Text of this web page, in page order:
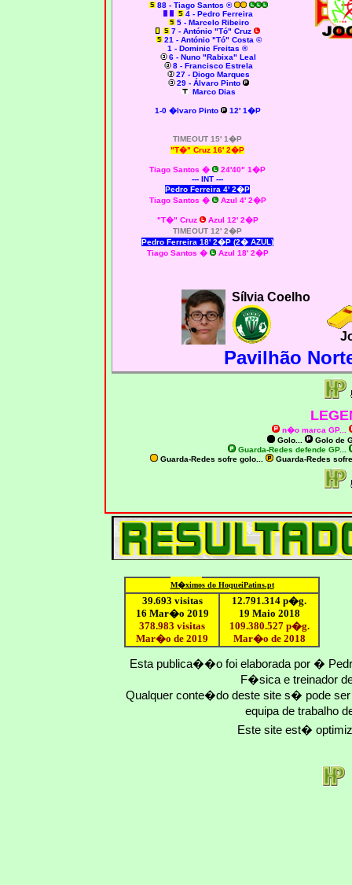
88 - Tiago Santos ®
4 - Pedro Ferreira
5 - Marcelo Ribeiro
7 - António "Tó" Cruz
21 - António "Tó" Costa ©
1 - Dominic Freitas ®
6 - Nuno "Rabixa" Leal
8 - Francisco Estrela
27 - Diogo Marques
29 - Álvaro Pinto
Marco Dias
1-0 �lvaro Pinto 12' 1�P
TIMEOUT 15' 1�P
"T�" Cruz 16' 2�P
Tiago Santos �
24'40" 1�P
--- INT ---
Pedro Ferreira 4' 2�P
Tiago Santos � Azul 4' 2�P
"T�" Cruz
Azul 12' 2�P
TIMEOUT 12' 2�P
Pedro Ferreira 18' 2�P (2� AZUL)
Tiago Santos � Azul 18' 2�P
Sílvia Coelho
Pavilhão
n�o marca GP...
Golo...
Golo de
Guarda-Redes defende GP...
Guarda-Redes sofre golo...
Guarda-Redes
M�ximos do HoqueiPatins.pt
39.693 visitas
16 Mar�o 2019
378.983 visitas
Mar�o de 2019
12.791.314 p�g.
19 Maio 2018
109.380.527p�g.
Mar�o de 2018
Esta publica��o foi elaborada por �
F�sica e treinador
Qualquer conte�do deste site s� pode
equipa de trabalho
Este site est�